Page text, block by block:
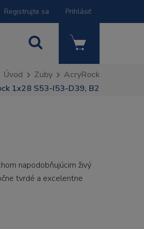
Registrujte sa Prihlásiť
Úvod Zuby
AcryRock
1x28 S53-I53-D39, B2
napodobňujúcim živý
tvrdé a excelentne